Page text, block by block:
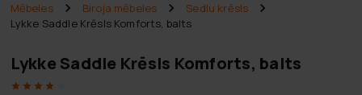
Mēbeles Biroja mēbeles
Sedlu krēsls
Lykke Saddle Krēsls Komforts, balts
Lykke Saddle Krēsls Komforts, balts